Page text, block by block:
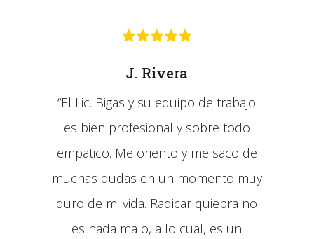
J. Rivera
“El Lic. Bigas y su equipo de trabajo
es bien profesional y sobre todo
empatico. Me oriento y me saco de
muchas dudas en un momento muy
duro de mi vida. Radicar quiebra no
es nada malo, a lo cual, es un